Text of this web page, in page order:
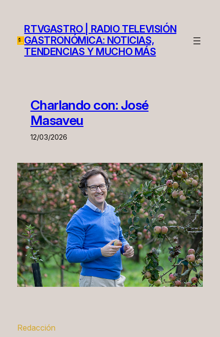
contenidoRTVGASTRO | RADIO TELEVISIÓN
GASTRONÓMICA: NOTICIAS,
TENDENCIAS Y MUCHO MÁS
Charlando con: José
Masaveu
12/03/2026
Redacción